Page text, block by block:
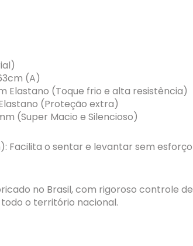
(A)
Elastano (Toque frio e alta resistência)
(Proteção extra)
(Super Macio e Silencioso)
Facilita o sentar e levantar sem esforço
no Brasil, com rigoroso controle de
o território nacional.